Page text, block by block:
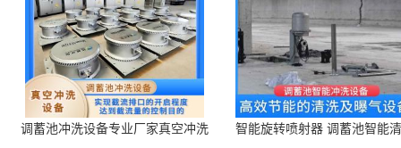
调蓄池冲洗设备专业厂家真空冲洗
智能旋转喷射器 调蓄池智能